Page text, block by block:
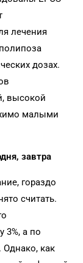
лечения
дозах.
высокой
малыми
завтра
гораздо
считать.
3%, а по
как